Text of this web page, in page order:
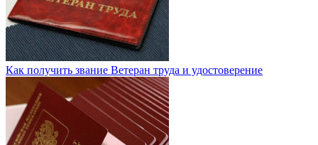
Как получить звание Ветеран труда и удостоверение